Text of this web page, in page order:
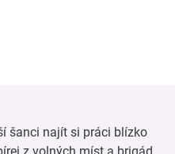
šanci najít si práci blízko
z volných míst a brigád